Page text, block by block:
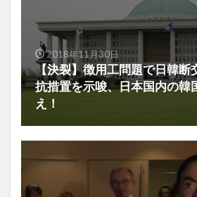
2018年11月30日
【決裂】徴用工問題で日韓断
抗措置を示唆、日本国内の韓
え！